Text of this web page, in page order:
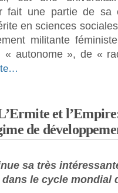
fait une partie de sa
en sciences
militante
« autonome », de «
et
de
sa très
le cycle mondial